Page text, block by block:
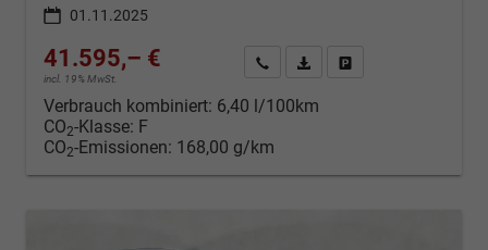
01.11.2025
41.595,– €
incl. 19% MwSt.
Kontakt & Angebot anfordern
PDF-Datei, Fahrzeugexposé
Verbrauch kombiniert: 6,40 l/100km
CO2-Klasse: F
CO2-Emissionen: 168,00 g/km